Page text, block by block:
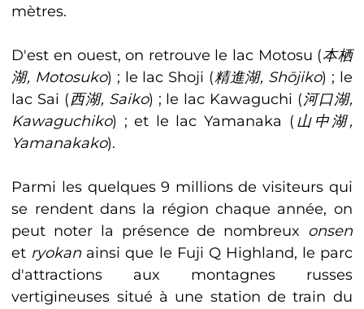
mètres.
D'est en ouest, on retrouve le lac Motosu (本栖
湖, Motosuko) ; le lac Shoji (精進湖, Shōjiko) ; le
lac Sai (西湖, Saiko) ; le lac Kawaguchi (河口湖,
Kawaguchiko) ; et le lac Yamanaka ( 山中湖,
Yamanakako).
Parmi les quelques 9 millions de visiteurs qui
se rendent dans la région chaque année, on
peut noter la présence de nombreux onsen
et ryokan ainsi que le Fuji Q Highland, le parc
d'attractions aux montagnes russes
vertigineuses situé à une station de train du